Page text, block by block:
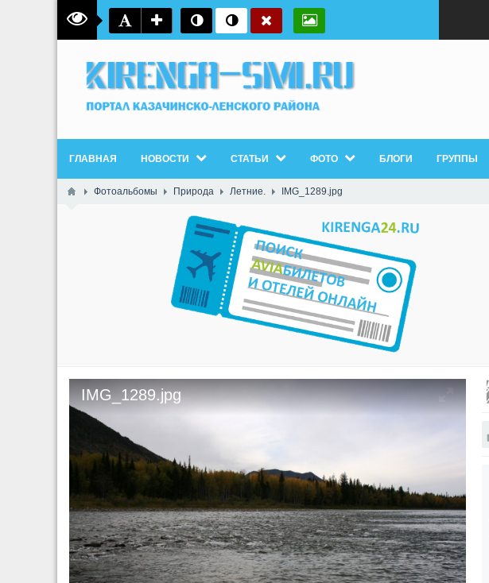
ГЛАВНАЯ НОВОСТИ СТАТЬИ ФОТО БЛОГИ ГРУППЫ
Фотоальбомы Природа Летние. IMG_1289.jpg
IMG_1289.jpg